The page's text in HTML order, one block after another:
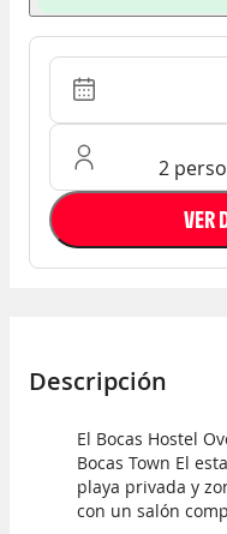
Entrada - Salida
Ocupación: 2
2
VER
Descripción
El Bocas Hostel
Bocas Town El
playa privada y
con un salón